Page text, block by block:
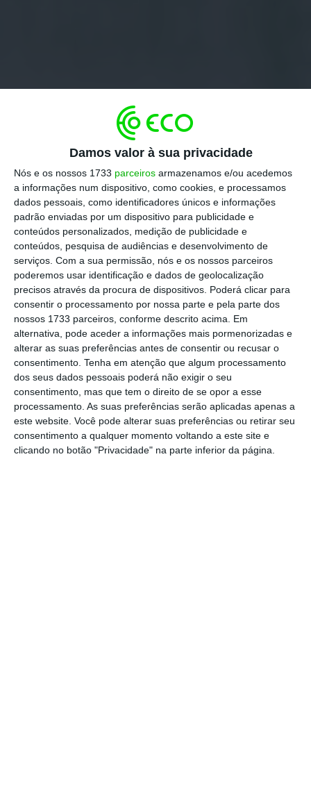
Damos valor à sua privacidade
Nós e os nossos 1733 parceiros armazenamos e/ou acedemos
a informações num dispositivo, como cookies, e processamos
dados pessoais, como identificadores únicos e informações
padrão enviadas por um dispositivo para publicidade e
conteúdos personalizados, medição de publicidade e
conteúdos, pesquisa de audiências e desenvolvimento de
serviços. Com a sua permissão, nós e os nossos parceiros
poderemos usar identificação e dados de geolocalização
precisos através da procura de dispositivos. Poderá clicar para
consentir o processamento por nossa parte e pela parte dos
nossos 1733 parceiros, conforme descrito acima. Em
alternativa, pode aceder a informações mais pormenorizadas e
alterar as suas preferências antes de consentir ou recusar o
consentimento. Tenha em atenção que algum processamento
dos seus dados pessoais poderá não exigir o seu
consentimento, mas que tem o direito de se opor a esse
processamento. As suas preferências serão aplicadas apenas a
este website. Você pode alterar suas preferências ou retirar seu
consentimento a qualquer momento voltando a este site e
clicando no botão "Privacidade" na parte inferior da página.